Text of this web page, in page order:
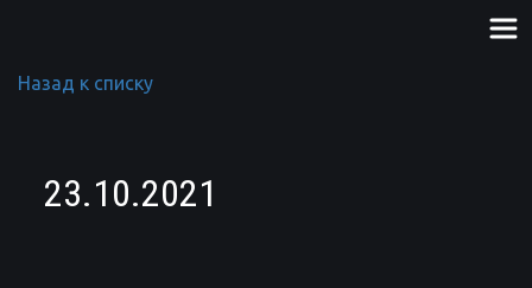
Назад к списку
23.10.2021